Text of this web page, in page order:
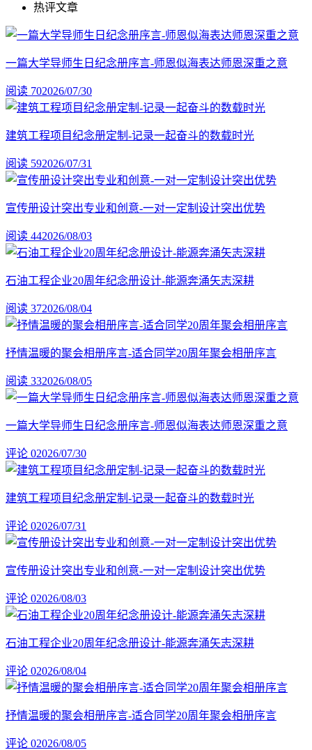
热评文章
一篇大学导师生日纪念册序言-师恩似海表达师恩深重之意
阅读 702026/07/30
建筑工程项目纪念册定制-记录一起奋斗的数载时光
阅读 592026/07/31
宣传册设计突出专业和创意-一对一定制设计突出优势
阅读 442026/08/03
石油工程企业20周年纪念册设计-能源奔涌矢志深耕
阅读 372026/08/04
抒情温暖的聚会相册序言-适合同学20周年聚会相册序言
阅读 332026/08/05
一篇大学导师生日纪念册序言-师恩似海表达师恩深重之意
评论 02026/07/30
建筑工程项目纪念册定制-记录一起奋斗的数载时光
评论 02026/07/31
宣传册设计突出专业和创意-一对一定制设计突出优势
评论 02026/08/03
石油工程企业20周年纪念册设计-能源奔涌矢志深耕
评论 02026/08/04
抒情温暖的聚会相册序言-适合同学20周年聚会相册序言
评论 02026/08/05